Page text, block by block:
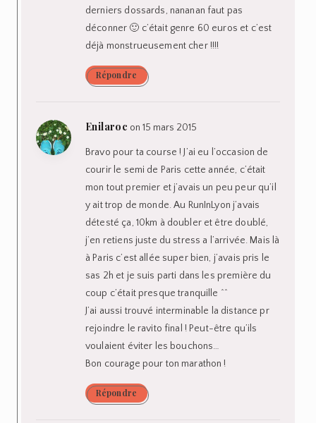
derniers dossards, nananan faut pas
déconner 🙂 c’était genre 60 euros et c’est
déjà monstrueusement cher !!!!
Répondre
Enilaroc on 15 mars 2015
Bravo pour ta course ! J’ai eu l’occasion de
courir le semi de Paris cette année, c’était
mon tout premier et j’avais un peu peur qu’il
y ait trop de monde. Au RunInLyon j’avais
détesté ça, 10km à doubler et être doublé,
j’en retiens juste du stress a l’arrivée. Mais là
à Paris c’est allée super bien, j’avais pris le
sas 2h et je suis parti dans les première du
coup c’était presque tranquille ^^
J’ai aussi trouvé interminable la distance pr
rejoindre le ravito final ! Peut-être qu’ils
voulaient éviter les bouchons…
Bon courage pour ton marathon !
Répondre